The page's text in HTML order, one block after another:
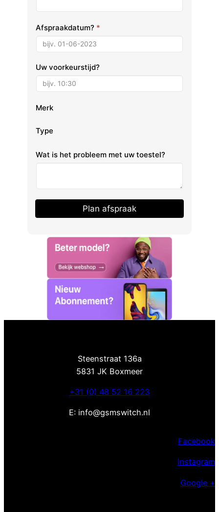
Afspraakdatum? *
Uw voorkeurstijd?
Merk
Type
Wat is het probleem met uw toestel?
Plan afspraak
Steenstraat 136a
5831 JK Boxmeer
+31 (0) 48 52 16 223
E: info@gsmswitch.nl
Facebook
Instagram
Google +